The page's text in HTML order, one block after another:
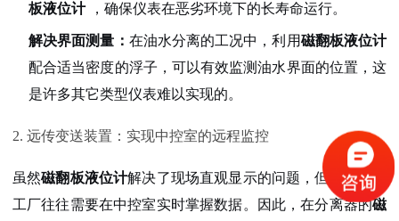
板液位计
，确保仪表在恶劣环境下的长寿命运行。
解决界面测量： 在油水分离的工况中，利用磁翻板液位计
配合适当密度的浮子，可以有效监测油水界面的位置，这
是许多其它类型仪表难以实现的。
2. 远传变送装置：实现中控室的远程监控
虽然磁翻板液位计解决了现场直观显示的问题，但现代化的
工厂往往需要在中控室实时掌握数据。因此，在分离器的磁